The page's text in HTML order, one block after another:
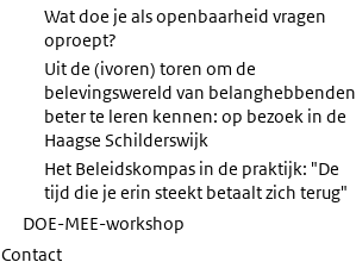
Wat doe je als openbaarheid vragen
oproept?
Uit de (ivoren) toren om de
belevingswereld van belanghebbenden
beter te leren kennen: op bezoek in de
Haagse Schilderswijk
Het Beleidskompas in de praktijk: "De
tijd die je erin steekt betaalt zich terug"
DOE-MEE-workshop
Contact